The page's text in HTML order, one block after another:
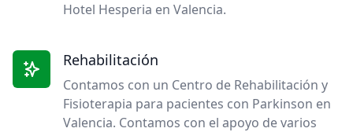
Hotel Hesperia en Valencia.
Rehabilitación
Contamos con un Centro de Rehabilitación y
Fisioterapia para pacientes con Parkinson en
Valencia. Contamos con el apoyo de varios